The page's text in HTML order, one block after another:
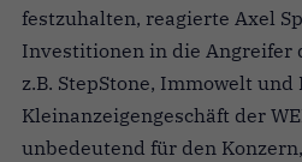
festzuhalten, reagierte Axel
Investitionen in die Angreifer
z.B. StepStone, Immowelt
Kleinanzeigengeschäft der
unbedeutend für den